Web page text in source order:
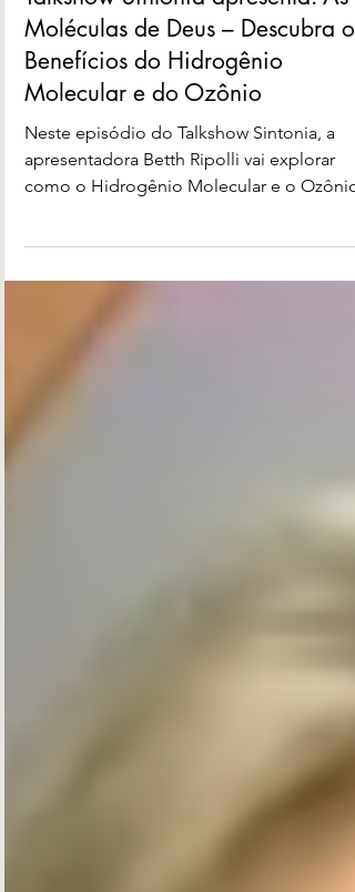
Talkshow Sintonia apresenta: As
Moléculas de Deus – Descubra os
Benefícios do Hidrogênio
Molecular e do Ozônio
Neste episódio do Talkshow Sintonia, a
apresentadora Betth Ripolli vai explorar
substâncias presente